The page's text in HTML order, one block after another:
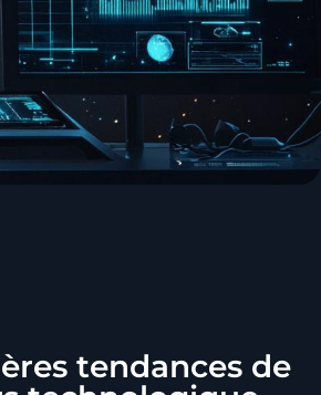
tendances de